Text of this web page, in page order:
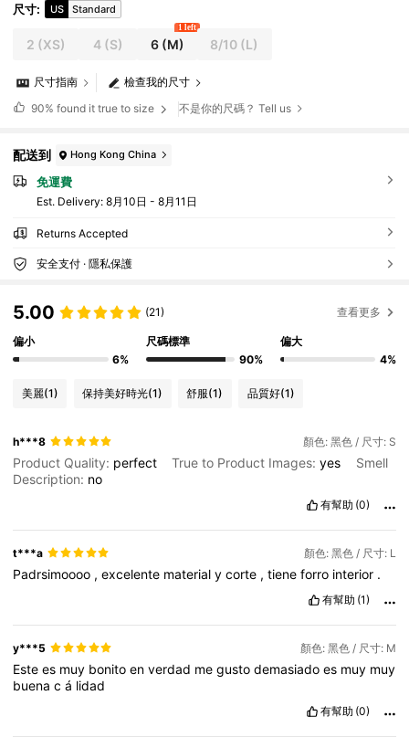
尺寸: US Standard
2 (XS) 4(S) 6(M)
1 left
8/10 (L)
檢查我的尺寸
尺寸指南
90% found it true to size 不是你的尺碼？ Tell us
配送到 Hong Kong China
免運費
​Est. Delivery: 8月10日 - 8月11日
Returns Accepted
安全支付 · 隱私保護
5.00 (21) 查看更多
偏小
6%
尺碼標準
90%
偏大
4%
美麗(1) 保持美好時光(1) 舒服(1) 品質好(1)
h***8 顏色: 黑色 / 尺寸: S
Product Quality: perfect True to Product Images:yes
Smell
Description: no
有幫助 (0)
t***a 顏色: 黑色 / 尺寸: L
Padrsimoooo ,excelente materialycorte ,tieneforro interior .
有幫助 (1)
y***5 顏色: 黑色 / 尺寸: M
Estees muy bonitoenverdad megustodemasiadoes muy muy
buenacá lidad
有幫助 (0)